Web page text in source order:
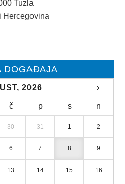
Tuzla
Hercegovina
DOGAĐAJA
2026 ›
č p s n
30 31 1 2
6 7 8 9
13 14 15 16